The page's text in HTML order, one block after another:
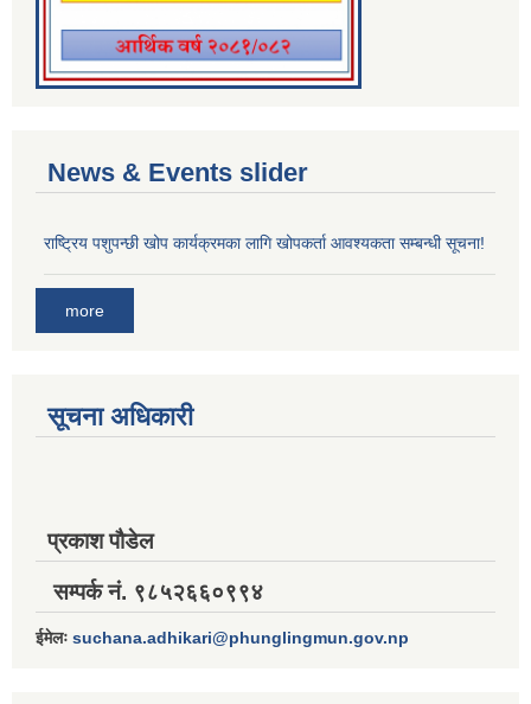
News & Events slider
राष्ट्रिय पशुपन्छी खोप कार्यक्रमका लागि खोपकर्ता आवश्यकता सम्बन्धी सूचना!
more
सूचना अधिकारी
प्रकाश पौडेल
सम्पर्क नं. ९८५२६६०९९४
ईमेलः suchana.adhikari@phunglingmun.gov.np